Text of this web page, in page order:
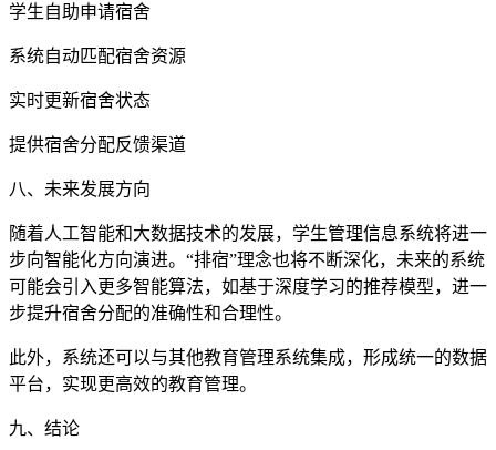
学生自助申请宿舍
系统自动匹配宿舍资源
实时更新宿舍状态
提供宿舍分配反馈渠道
八、未来发展方向
随着人工智能和大数据技术的发展，学生管理信息系统将进一
步向智能化方向演进。“排宿”理念也将不断深化，未来的系统
可能会引入更多智能算法，如基于深度学习的推荐模型，进一
步提升宿舍分配的准确性和合理性。
此外，系统还可以与其他教育管理系统集成，形成统一的数据
平台，实现更高效的教育管理。
九、结论